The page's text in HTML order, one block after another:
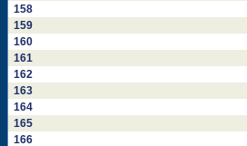
158
159
160
161
162
163
164
165
166